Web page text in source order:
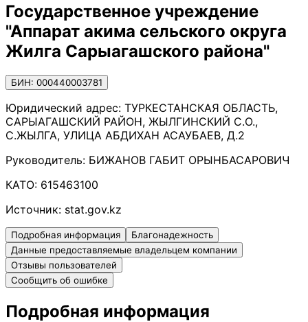
Государственное учреждение
"Аппарат акима сельского округа
Жилга Сарыагашского района"
БИН: 000440003781
Юридический адрес: ТУРКЕСТАНСКАЯ ОБЛАСТЬ,
САРЫАГАШСКИЙ РАЙОН, ЖЫЛГИНСКИЙ С.О.,
С.ЖЫЛГА, УЛИЦА АБДИХАН АСАУБАЕВ, Д.2
Руководитель: БИЖАНОВ ГАБИТ ОРЫНБАСАРОВИЧ
КАТО: 615463100
Источник: stat.gov.kz
Подробная информация
Благонадежность
Данные предоставляемые владельцем компании
Отзывы пользователей
Сообщить об ошибке
Подробная информация